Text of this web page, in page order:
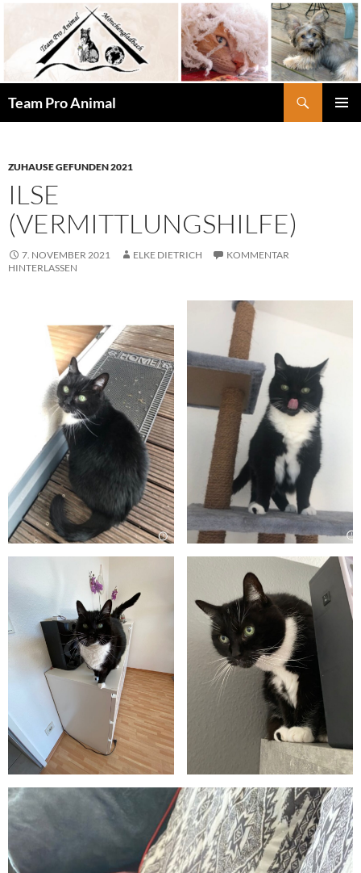
springen
Team Pro Animal
ZUHAUSE GEFUNDEN 2021
ILSE
(VERMITTLUNGSHILFE)
7. NOVEMBER 2021 ELKE DIETRICH
KOMMENTAR
HINTERLASSEN